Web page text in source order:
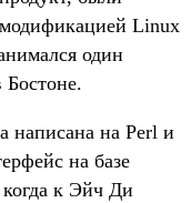
Linux
один
написана на Perl и
на базе
когда к Эйч Ди